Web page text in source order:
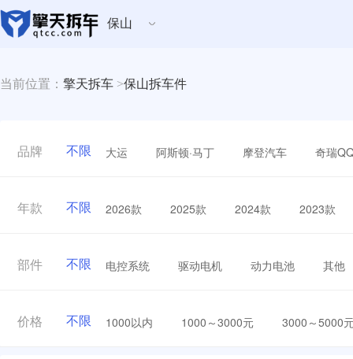
保山
当前位置： 擎天拆车 >保山拆车件
品牌 不限 大运 阿斯顿·马丁 摩登汽车 奇瑞
年款 不限 2026款 2025款 2024款 2023款
部件 不限 电控系统 驱动电机 动力电池 其他
价格 不限 1000以内 1000～3000元 3000～5000